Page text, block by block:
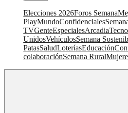
Elecciones 2026Foros Semana
PlayMundoConfidenciales
TVGenteEspecialesArcadia
UnidosVehículosSemana
PatasSaludLoteríasEducación
colaboraciónSemana Rural